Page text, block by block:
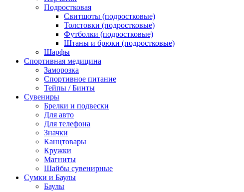
Подростковая
Свитшоты (подростковые)
Толстовки (подростковые)
Футболки (подростковые)
Штаны и брюки (подростковые)
Шарфы
Спортивная медицина
Заморозка
Спортивное питание
Тейпы / Бинты
Сувениры
Брелки и подвески
Для авто
Для телефона
Значки
Канцтовары
Кружки
Магниты
Шайбы сувенирные
Сумки и Баулы
Баулы